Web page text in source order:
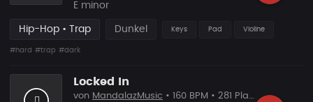
E minor
Hip-Hop • Trap Dunkel Keys Pad Violine
#hard #trap #dark
Locked In
von MandalazMusic • 160 BPM • 281 Plays